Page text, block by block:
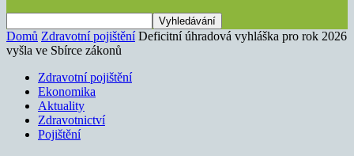
Domů Zdravotní pojištění Deficitní úhradová vyhláška pro rok 2026
vyšla ve Sbírce zákonů
Zdravotní pojištění
Ekonomika
Aktuality
Zdravotnictví
Pojištění